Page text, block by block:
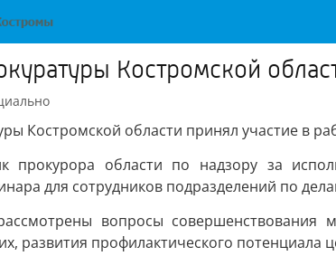
Костромской
Костромской области принял участие в
прокурора области по надзору за
для сотрудников подразделений по
вопросы совершенствования
развития профилактического